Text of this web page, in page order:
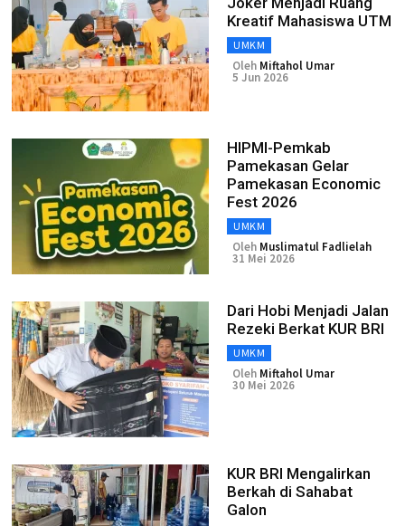
Kreatif Mahasiswa UTM
UMKM
Oleh Miftahol Umar
5 Jun 2026
HIPMI-Pemkab
Pamekasan Gelar
Pamekasan Economic
Fest 2026
UMKM
Oleh Muslimatul Fadlielah
31 Mei 2026
Dari Hobi Menjadi Jalan
Rezeki Berkat KUR BRI
UMKM
Oleh Miftahol Umar
30 Mei 2026
KUR BRI Mengalirkan
Berkah di Sahabat
Galon